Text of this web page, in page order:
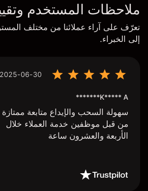
ملاحظات المستخدم
تعرّف على آراء عملائنا من مختلف
إلى الخبراء.
2025-06-30
K***** A*******
سهولة السحب والإيداع متابعة ممتازة
من قبل موظفين خدمة العملاء خلال
الأربعة والعشرون ساعة